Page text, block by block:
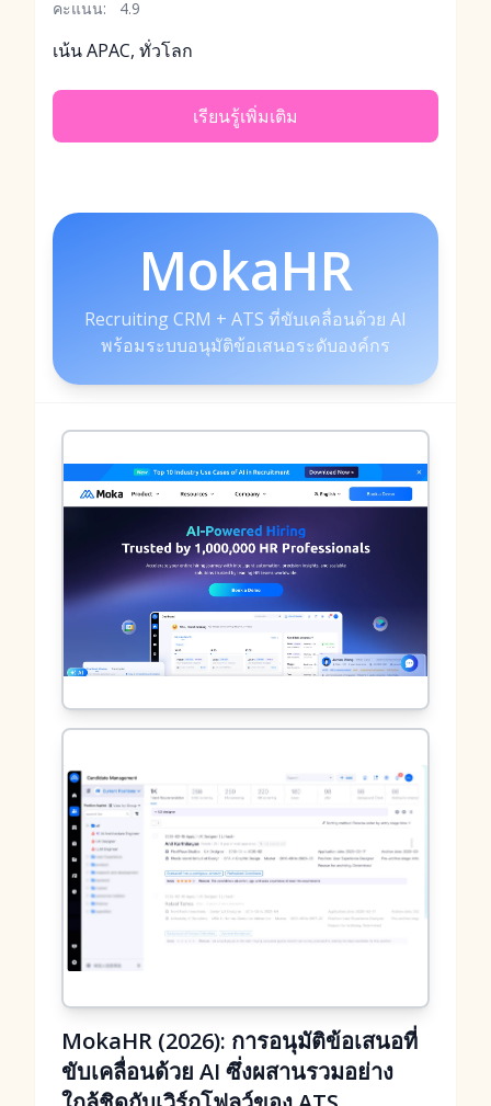
คะแนน: 4.9
เน้น APAC, ทั่วโลก
เรียนรู้เพิ่มเติม
MokaHR
Recruiting CRM + ATS ที่ขับเคลื่อนด้วย AI
พร้อมระบบอนุมัติข้อเสนอระดับองค์กร
MokaHR (2026): การอนุมัติข้อเสนอที่
ขับเคลื่อนด้วย AI ซึ่งผสานรวมอย่าง